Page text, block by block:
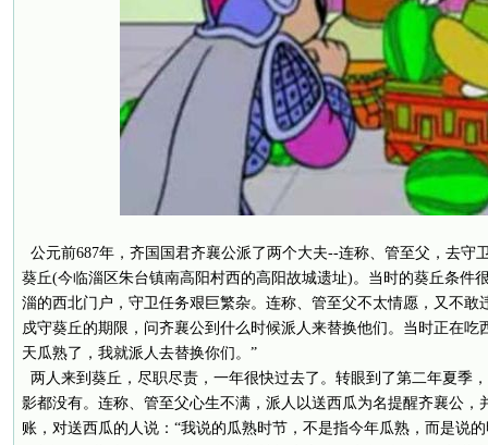
公元前687年，齐国国君齐襄公派了两个大夫--连称、管至父，去
葵丘(今临淄区朱台镇南高阳村西的高阳故城遗址)。当时的葵丘条件
淄的西北门户，守卫任务艰巨繁杂。连称、管至父不太情愿，又不敢
戍守葵丘的期限，问齐襄公到什么时候派人来替换他们。当时正在吃
天瓜熟了，我就派人去替换你们。”
两人来到葵丘，尽职尽责，一年很快过去了。转眼到了第二年夏季
影都没有。连称、管至父心生不满，派人以送西瓜为名提醒齐襄公，
账，对送西瓜的人说：“我说的瓜熟时节，不是指今年瓜熟，而是说